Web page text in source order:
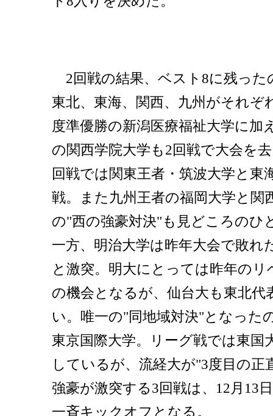
2回戦の結果、ベスト8に残った
東北、東海、関西、九州がそれぞ
度準優勝の新潟医療福祉大学に加
の関西学院大学も2回戦で大会を
回戦では関東王者・筑波大学と東
戦。また九州王者の福岡大学と関
の"西の強豪対決"も見どころのひ
一方、明治大学は昨年大会で敗れ
と激突。明大にとっては昨年の
の機会となるが、仙台大も東北代
い。唯一の"同地域対決"となった
東京国際大学。リーグ戦では東国
しているが、流経大が"3度目の正
強豪が激突する3回戦は、12月13
一斉キックオフとなる。